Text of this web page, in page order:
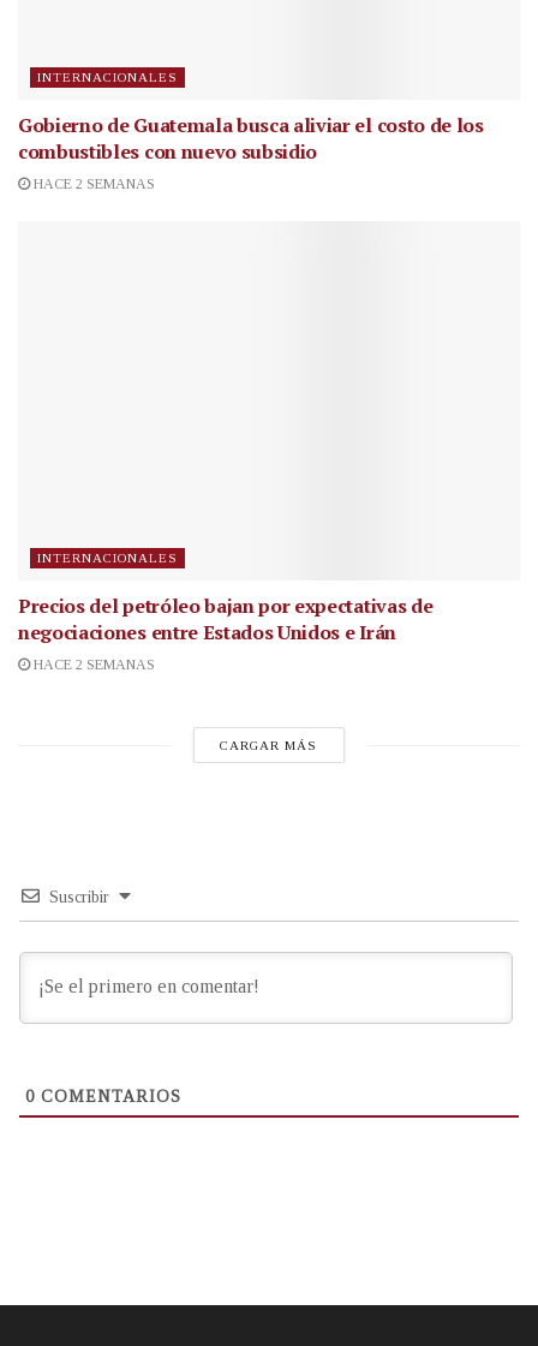
INTERNACIONALES
Gobierno de Guatemala busca aliviar el costo de los
combustibles con nuevo subsidio
HACE 2 SEMANAS
INTERNACIONALES
Precios del petróleo bajan por expectativas de
negociaciones entre Estados Unidos e Irán
HACE 2 SEMANAS
CARGAR MÁS
Suscribir
0 COMENTARIOS